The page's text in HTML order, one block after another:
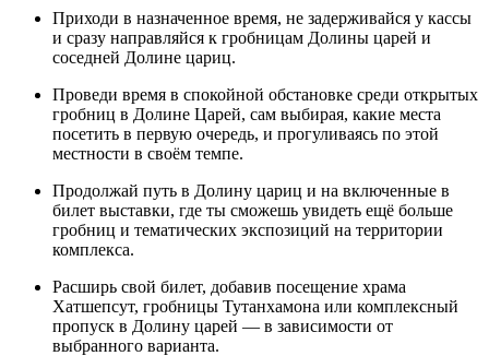
Приходи в назначенное время, не задерживайся у кассы
и сразу направляйся к гробницам Долины царей и
соседней Долине цариц.
Проведи время в спокойной обстановке среди открытых
гробниц в Долине Царей, сам выбирая, какие места
посетить в первую очередь, и прогуливаясь по этой
местности в своём темпе.
Продолжай путь в Долину цариц и на включенные в
билет выставки, где ты сможешь увидеть ещё больше
гробниц и тематических экспозиций на территории
комплекса.
Расширь свой билет, добавив посещение храма
Хатшепсут, гробницы Тутанхамона или комплексный
пропуск в Долину царей — в зависимости от
выбранного варианта.